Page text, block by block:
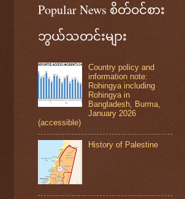
Popular News စိတ်ဝင်စား
ဘွယ်သတင်းများ
Country policy and
information note:
Rohingya including
Rohingya in
Bangladesh, Burma,
January 2026
(accessible)
History of Palestine